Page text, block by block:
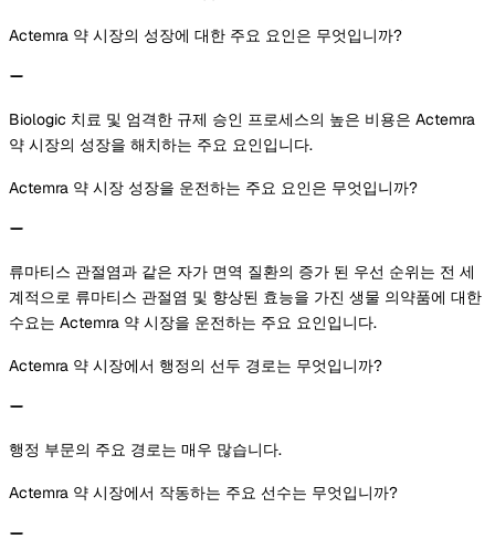
Actemra 약 시장의 성장에 대한 주요 요인은 무엇입니까?
Biologic 치료 및 엄격한 규제 승인 프로세스의 높은 비용은 Actemra
약 시장의 성장을 해치하는 주요 요인입니다.
Actemra 약 시장 성장을 운전하는 주요 요인은 무엇입니까?
류마티스 관절염과 같은 자가 면역 질환의 증가 된 우선 순위는 전 세
계적으로 류마티스 관절염 및 향상된 효능을 가진 생물 의약품에 대한
수요는 Actemra 약 시장을 운전하는 주요 요인입니다.
Actemra 약 시장에서 행정의 선두 경로는 무엇입니까?
행정 부문의 주요 경로는 매우 많습니다.
Actemra 약 시장에서 작동하는 주요 선수는 무엇입니까?